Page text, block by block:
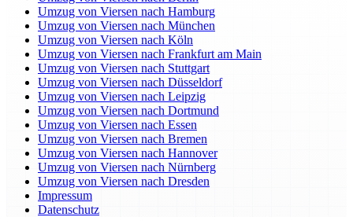
Umzug von Viersen nach Hamburg
Umzug von Viersen nach München
Umzug von Viersen nach Köln
Umzug von Viersen nach Frankfurt am Main
Umzug von Viersen nach Stuttgart
Umzug von Viersen nach Düsseldorf
Umzug von Viersen nach Leipzig
Umzug von Viersen nach Dortmund
Umzug von Viersen nach Essen
Umzug von Viersen nach Bremen
Umzug von Viersen nach Hannover
Umzug von Viersen nach Nürnberg
Umzug von Viersen nach Dresden
Impressum
Datenschutz